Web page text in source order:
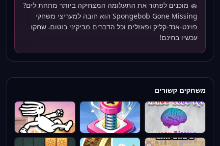
🧽 מוכנים לפתור את התעלומה המצחיקה ביותר מתחת לים?
Spongebob Gone Missing הוא חובה למעריצי משחקי
פוינט-אנד-קליק ופאזלים וכל הדברים מביקיני בוטום. שחקו
עכשיו בחינם!
משחקים קשורים